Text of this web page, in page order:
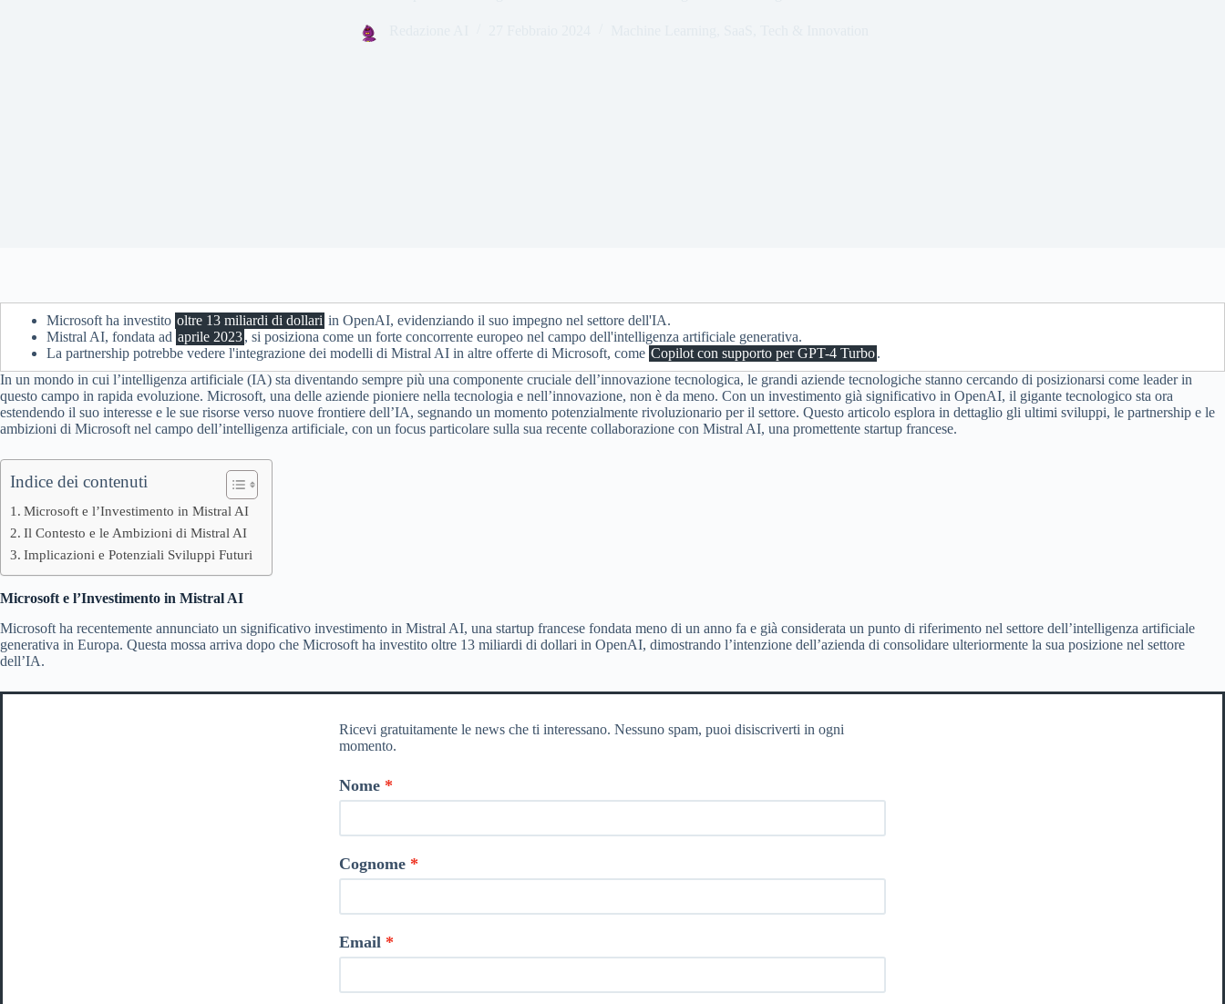
Microsoft ha investito oltre 13 miliardi di dollari in OpenAI, evidenziando il suo impegno nel settore dell'IA.
Mistral AI, fondata ad aprile 2023, si posiziona come un forte concorrente europeo nel campo dell'intelligenza artificiale generativa.
La partnership potrebbe vedere l'integrazione dei modelli di Mistral AI in altre offerte di Microsoft, come Copilot con supporto per GPT-4 Turbo.
In un mondo in cui l’intelligenza artificiale (IA) sta diventando sempre più una componente cruciale dell’innovazione tecnologica, le grandi aziende tecnologiche stanno cercando di posizionarsi come leader in
questo campo in rapida evoluzione. Microsoft, una delle aziende pioniere nella tecnologia e nell’innovazione, non è da meno. Con un investimento già significativo in OpenAI, il gigante tecnologico sta ora
estendendo il suo interesse e le sue risorse verso nuove frontiere dell’IA, segnando un momento potenzialmente rivoluzionario per il settore. Questo articolo esplora in dettaglio gli ultimi sviluppi, le partnership e le
ambizioni di Microsoft nel campo dell’intelligenza artificiale, con un focus particolare sulla sua recente collaborazione con Mistral AI, una promettente startup francese.
Indice dei contenuti
Microsoft e l’Investimento in Mistral AI
Il Contesto e le Ambizioni di Mistral AI
Implicazioni e Potenziali Sviluppi Futuri
Microsoft e l’Investimento in Mistral AI
Microsoft ha recentemente annunciato un significativo investimento in Mistral AI, una startup francese fondata meno di un anno fa e già considerata un punto di riferimento nel settore dell’intelligenza artificiale
generativa in Europa. Questa mossa arriva dopo che Microsoft ha investito oltre 13 miliardi di dollari in OpenAI, dimostrando l’intenzione dell’azienda di consolidare ulteriormente la sua posizione nel settore
dell’IA.
Ricevi gratuitamente le news che ti interessano. Nessuno spam, puoi disiscriverti in ogni
momento.
Nome
Cognome
Email